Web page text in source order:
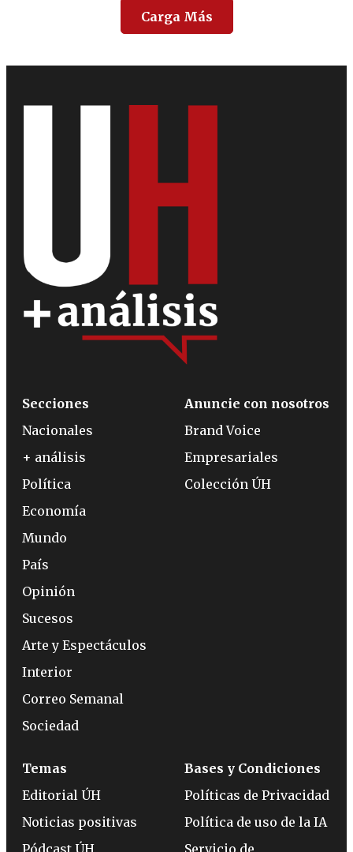
Carga Más
Secciones
Nacionales
+ análisis
Política
Economía
Mundo
País
Opinión
Sucesos
Arte y Espectáculos
Interior
Correo Semanal
Sociedad
Anuncie con nosotros
Brand Voice
Empresariales
Colección ÚH
Temas
Editorial ÚH
Noticias positivas
Bases y Condiciones
Políticas de Privacidad
Política de uso de la IA